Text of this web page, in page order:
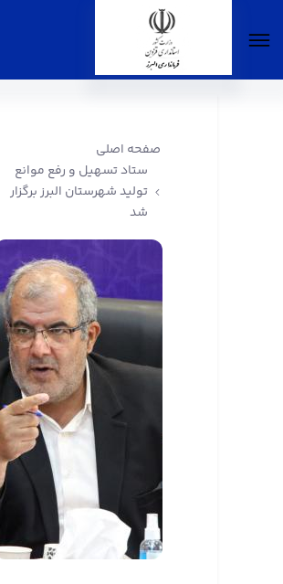
صفحه اصلی
ستاد تسهیل و رفع موانع
تولید شهرستان البرز برگزار
شد